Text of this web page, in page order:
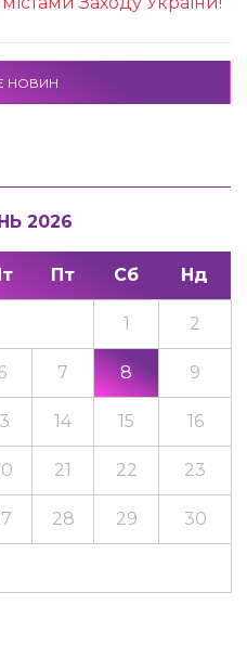
НОВИН
2026
Пт Сб Нд
1 2
7 8 9
14 15 16
21 22 23
28 29 30